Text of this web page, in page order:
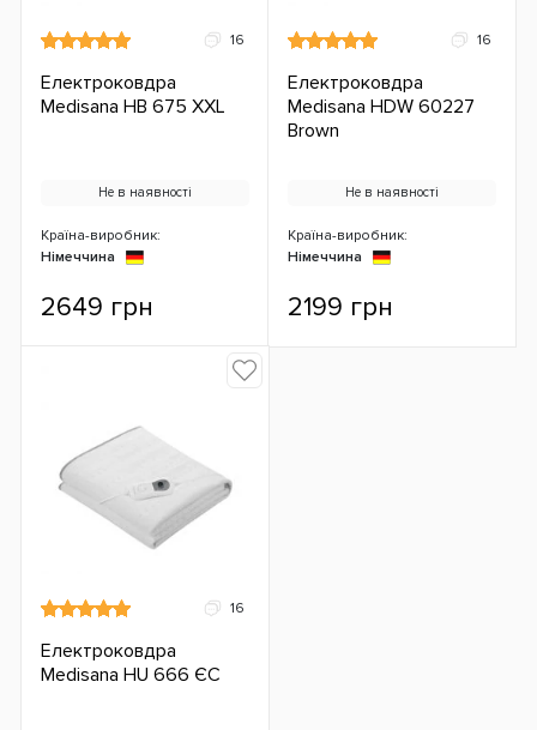
16
Електроковдра
Medisana HB 675 XXL
Не в наявності
Країна-виробник:
Німеччина
2649 грн
16
Електроковдра
Medisana HDW 60227
Brown
Не в наявності
Країна-виробник:
Німеччина
2199 грн
16
Електроковдра
Medisana HU 666 ЄС